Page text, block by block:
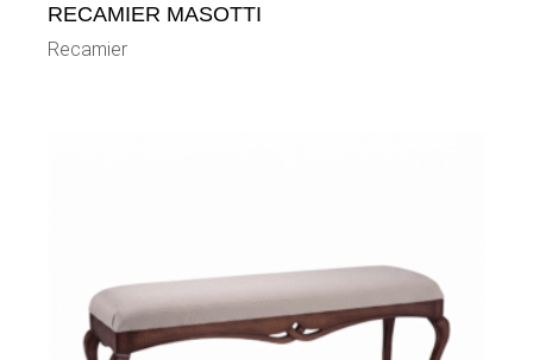
RECAMIER MASOTTI
Recamier